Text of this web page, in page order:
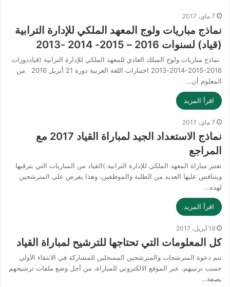
7 ماي، 2017
نماذج مباريات ولوج المعهد الملكي للإدارة الترابية
(قياد) لسنوات 2016 – 2015- 2014 -2013
نماذج مباريات ولوج السلك العادي للمعهد الملكي للإدارة الترابية (قياددورات
2016-2015-2014-2013 اختبارات اللغة العربية دورة 21 أبريل 2016 من
المعلوم أن…
اقرأ المزيد
7 ماي، 2017
نماذج الاستعداد الجيد لمباراة القياد 2017 مع
المراجع
تعتبر مباراة المعهد الملكي للإدارة الترابية )القياد من المباريات التي يترقبها
ويتنافس عليها العديد من الطلبة والموظفين، وهذا يفرض على المترشحين
لهذه…
اقرأ المزيد
19 أبريل، 2017
كل المعلومات التي تحتاجها للترشيح لمباراة القياد
تتم دعوة المترشحات والمترشحين المسجلين للمشاركة في الانتقاء الأولي
حسب ترتيبهم، عبر الموقع الالكتروني للمباراة، من أجل وضع ملفات ترشيحهم
بصفة…